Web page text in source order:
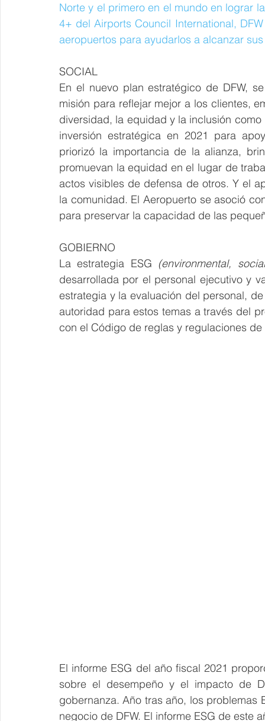
Norte y el primero en el mundo en lograr
4+ del Airports Council International,
aeropuertos para ayudarlos a alcanzar
SOCIAL
En el nuevo plan estratégico de DFW,
misión para reflejar mejor a los clientes,
diversidad, la equidad y la inclusión
inversión estratégica en 2021 para
priorizó la importancia de la alianza,
promuevan la equidad en el lugar de
actos visibles de defensa de otros. Y el
la comunidad. El Aeropuerto se asoció
para preservar la capacidad de las
GOBIERNO
La estrategia ESG (environmental,
desarrollada por el personal ejecutivo y
estrategia y la evaluación del personal,
autoridad para estos temas a través del
con el Código de reglas y regulaciones de
El informe ESG del año fiscal 2021
sobre el desempeño y el impacto de
gobernanza. Año tras año, los
negocio de DFW. El informe ESG de este